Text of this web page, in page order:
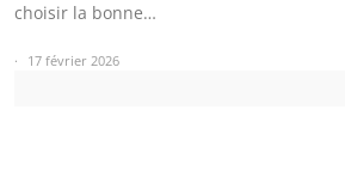
choisir la bonne…
17 février 2026